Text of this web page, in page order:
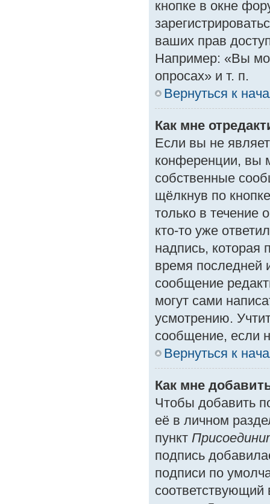
кнопке в окне
ваших прав
Например: «Вы
опросах» и т. п.
Вернуться к
Как мне
Если вы не
конференции, вы
собственные
щёлкнув по
только в течение
кто-то уже
надпись, которая
время последней
сообщение
могут сами
усмотрению.
сообщение, если
Вернуться к
Как мне
Чтобы добавить
её в личном
пункт
подпись
подписи по